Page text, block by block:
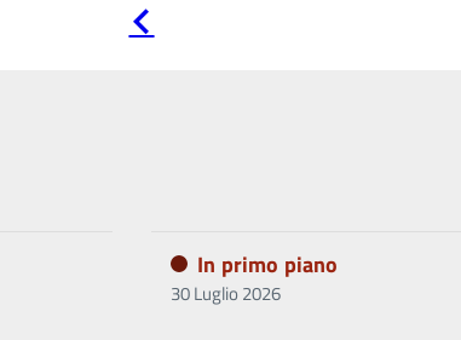
precedente
In primo piano
30 Luglio 2026